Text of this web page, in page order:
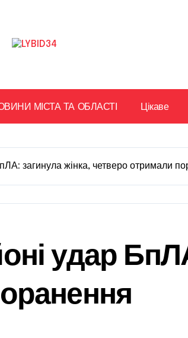
МІСТА ТА ОБЛАСТІ Цікаве
загинула жінка, четверо отримали
удар